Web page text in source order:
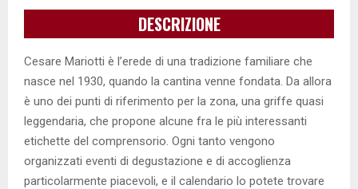
DESCRIZIONE
Cesare Mariotti è l’erede di una tradizione familiare che
nasce nel 1930, quando la cantina venne fondata. Da allora
è uno dei punti di riferimento per la zona, una griffe quasi
leggendaria, che propone alcune fra le più interessanti
etichette del comprensorio. Ogni tanto vengono
organizzati eventi di degustazione e di accoglienza
particolarmente piacevoli, e il calendario lo potete trovare